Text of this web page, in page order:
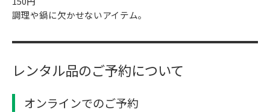
調理や鍋に欠かせないアイテム。
レンタル品のご予約について
オンラインでのご予約